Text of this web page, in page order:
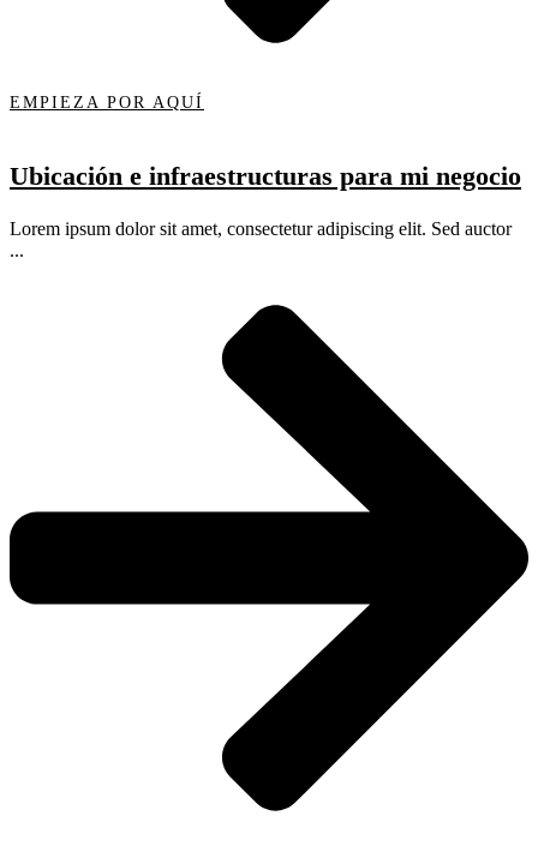
EMPIEZA POR AQUÍ
Ubicación e infraestructuras para mi negocio
Lorem ipsum dolor sit amet, consectetur adipiscing elit. Sed auctor
...